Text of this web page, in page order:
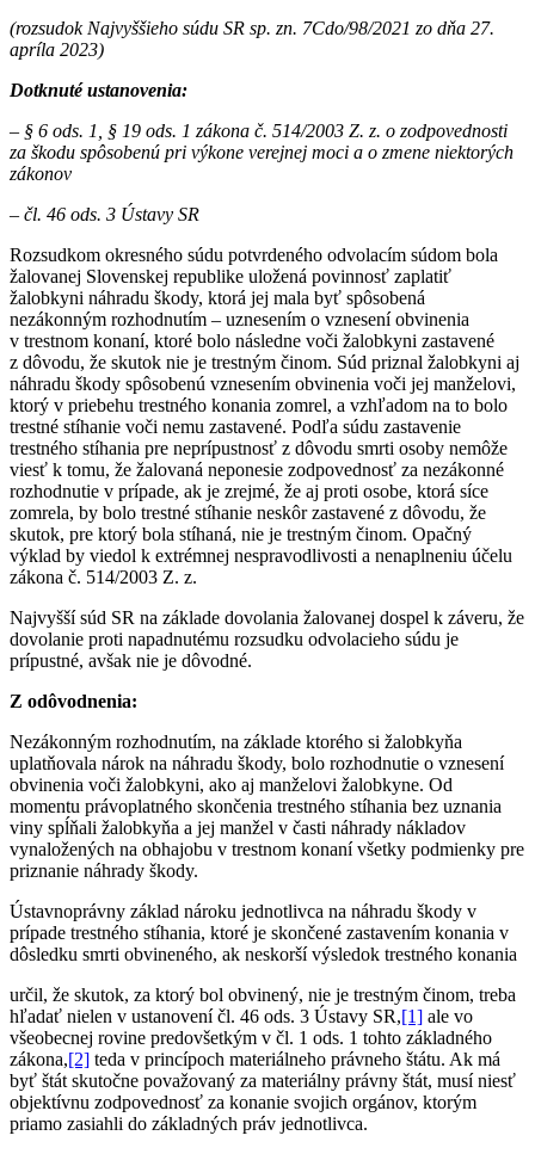
(rozsudok Najvyššieho súdu SR sp. zn. 7Cdo/98/2021 zo dňa 27.
apríla 2023)
Dotknuté ustanovenia:
– § 6 ods. 1, § 19 ods. 1 zákona č. 514/2003 Z. z. o zodpovednosti
za škodu spôsobenú pri výkone verejnej moci a o zmene niektorých
zákonov
– čl. 46 ods. 3 Ústavy SR
Rozsudkom okresného súdu potvrdeného odvolacím súdom bola
žalovanej Slovenskej republike uložená povinnosť zaplatiť
žalobkyni náhradu škody, ktorá jej mala byť spôsobená
nezákonným rozhodnutím – uznesením o vznesení obvinenia
v trestnom konaní, ktoré bolo následne voči žalobkyni zastavené
z dôvodu, že skutok nie je trestným činom. Súd priznal žalobkyni aj
náhradu škody spôsobenú vznesením obvinenia voči jej manželovi,
ktorý v priebehu trestného konania zomrel, a vzhľadom na to bolo
trestné stíhanie voči nemu zastavené. Podľa súdu zastavenie
trestného stíhania pre neprípustnosť z dôvodu smrti osoby nemôže
viesť k tomu, že žalovaná neponesie zodpovednosť za nezákonné
rozhodnutie v prípade, ak je zrejmé, že aj proti osobe, ktorá síce
zomrela, by bolo trestné stíhanie neskôr zastavené z dôvodu, že
skutok, pre ktorý bola stíhaná, nie je trestným činom. Opačný
výklad by viedol k extrémnej nespravodlivosti a nenaplneniu účelu
zákona č. 514/2003 Z. z.
Najvyšší súd SR na základe dovolania žalovanej dospel k záveru, že
dovolanie proti napadnutému rozsudku odvolacieho súdu je
prípustné, avšak nie je dôvodné.
Z odôvodnenia:
Nezákonným rozhodnutím, na základe ktorého si žalobkyňa
uplatňovala nárok na náhradu škody, bolo rozhodnutie o vznesení
obvinenia voči žalobkyni, ako aj manželovi žalobkyne. Od
momentu právoplatného skončenia trestného stíhania bez uznania
viny spĺňali žalobkyňa a jej manžel v časti náhrady nákladov
vynaložených na obhajobu v trestnom konaní všetky podmienky pre
priznanie náhrady škody.
Ústavnoprávny základ nároku jednotlivca na náhradu škody v
prípade trestného stíhania, ktoré je skončené zastavením konania v
dôsledku smrti obvineného, ak neskorší výsledok trestného konania
určil, že skutok, za ktorý bol obvinený, nie je trestným činom, treba
hľadať nielen v ustanovení čl. 46 ods. 3 Ústavy SR,[1] ale vo
všeobecnej rovine predovšetkým v čl. 1 ods. 1 tohto základného
zákona,[2] teda v princípoch materiálneho právneho štátu. Ak má
byť štát skutočne považovaný za materiálny právny štát, musí niesť
objektívnu zodpovednosť za konanie svojich orgánov, ktorým
priamo zasiahli do základných práv jednotlivca.